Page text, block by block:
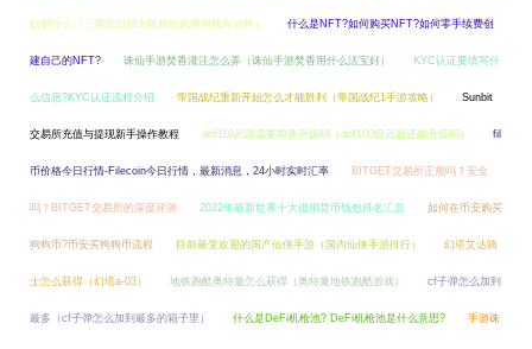
始刷什么（三国志幻想大陆初始武将和稀有武将） 什么是NFT?如何购买NFT?如何零手续费创
建自己的NFT? 诛仙手游焚香灌注怎么弄（诛仙手游焚香用什么法宝好） KYC认证要填写什
么信息?KYC认证流程介绍 帝国战纪重新开始怎么才能胜利（帝国战纪1手游攻略） Sunbit
交易所充值与提现新手操作教程 dnf110武器需要喂养升级吗（dnf100级武器还能升级吗） fil
币价格今日行情-Filecoin今日行情，最新消息，24小时实时汇率 BITGET交易所正规吗？安全
吗？BITGET交易所的深度评测 2022年最新世界十大虚拟货币钱包排名汇总 如何在币安购买
狗狗币?币安买狗狗币流程 目前最受欢迎的国产仙侠手游（国内仙侠手游排行） 幻塔艾达骑
士怎么获得（幻塔a-03） 地铁跑酷奥特曼怎么获得（奥特曼地铁跑酷游戏） cf子弹怎么加到
最多（cf子弹怎么加到最多的箱子里） 什么是DeFi机枪池? DeFi机枪池是什么意思? 手游诛